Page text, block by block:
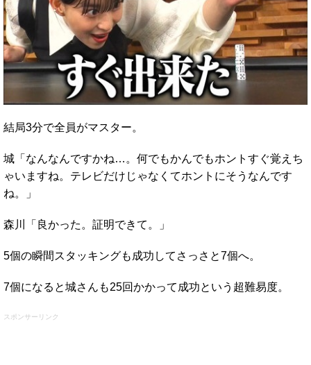
結局3分で全員がマスター。
城「なんなんですかね…。何でもかんでもホントすぐ覚えち
ゃいますね。テレビだけじゃなくてホントにそうなんです
ね。」
森川「良かった。証明できて。」
5個の瞬間スタッキングも成功してさっさと7個へ。
7個になると城さんも25回かかって成功という超難易度。
スポンサーリンク